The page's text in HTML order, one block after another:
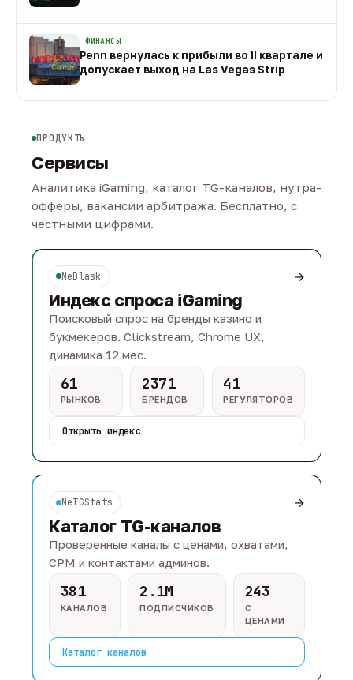
ФИНАНСЫ
Penn вернулась к прибыли во II квартале и
допускает выход на Las Vegas Strip
ПРОДУКТЫ
Сервисы
Аналитика iGaming, каталог TG-каналов, нутра-
офферы, вакансии арбитража. Бесплатно, с
честными цифрами.
NeBlask →
Индекс спроса iGaming
Поисковый спрос на бренды казино и
букмекеров. Clickstream, Chrome UX,
динамика 12 мес.
61
РЫНКОВ
2371
БРЕНДОВ
41
РЕГУЛЯТОРОВ
Открыть индекс
NeTGStats →
Каталог TG-каналов
Проверенные каналы с ценами, охватами,
CPM и контактами админов.
381
КАНАЛОВ
2.1M
ПОДПИСЧИКОВ
243
С
ЦЕНАМИ
Каталог каналов